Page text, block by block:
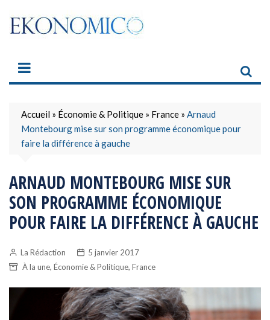
content
Accueil » Économie & Politique » France » Arnaud
Montebourg mise sur son programme économique pour
faire la différence à gauche
ARNAUD MONTEBOURG MISE SUR
SON PROGRAMME ÉCONOMIQUE
POUR FAIRE LA DIFFÉRENCE À GAUCHE
La Rédaction
5 janvier 2017
À la une, Économie & Politique, France